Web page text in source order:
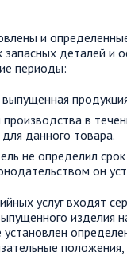
и
запасных деталей и
периоды:
в
данного товара.
не определил
он
услуг входят
изделия